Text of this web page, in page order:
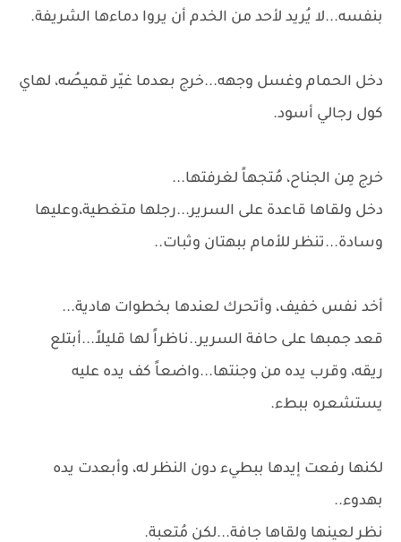
بنفسه...لا يُريد لأحد من الخدم أن يروا دماءها الشريفة.
دخل الحمام وغسل وجهه...خرج بعدما غيّر قميصُه، لهاي
كول رجالي أسود.
خرج مِن الجناح، مُتجهاً لغرفتها...
دخل ولقاها قاعدة على السرير...رجلها متغطية،وعليها
وسادة...تنظر للأمام ببهتان وثبات..
أخد نفس خفيف، وأتحرك لعندها بخطوات هادية...
قعد جمبها على حافة السرير..ناظراً لها قليلاً...أبتلع
ريقه، وقرب يده من وجنتها...واضعاً كف يده عليه
يستشعره ببطء.
لكنها رفعت إيدها ببطيء دون النظر له، وأبعدت يده
بهدوء..
نظر لعينها ولقاها جافة...لكن مُتعبة.